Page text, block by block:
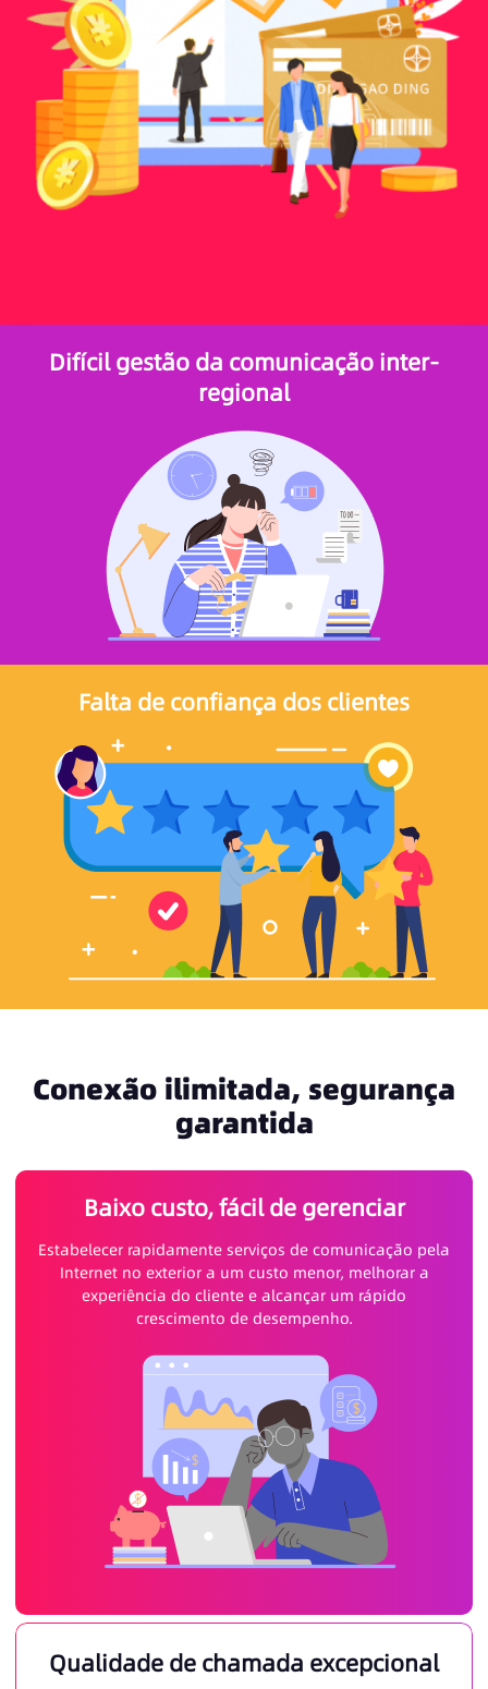
Difícil gestão da comunicação inter-
regional
Falta de confiança dos clientes
Conexão ilimitada, segurança
garantida
Baixo custo, fácil de gerenciar
Estabelecer rapidamente serviços de comunicação pela
Internet no exterior a um custo menor, melhorar a
experiência do cliente e alcançar um rápido
crescimento de desempenho.
Qualidade de chamada excepcional